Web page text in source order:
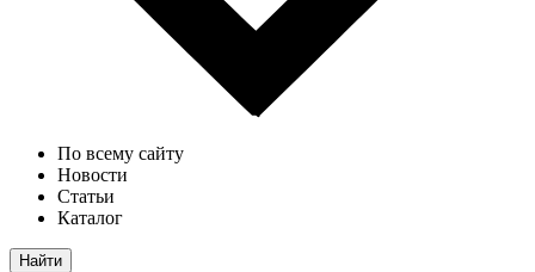
По всему сайту
Новости
Статьи
Каталог
Найти